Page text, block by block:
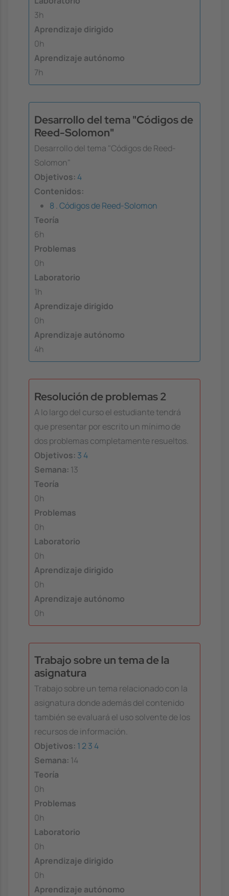
3h
Aprendizaje dirigido
0h
Aprendizaje autónomo
7h
Desarrollo del tema "Códigos de
Reed-Solomon"
Desarrollo del tema "Códigos de Reed-
Solomon"
Objetivos: 4
Contenidos:
8 . Códigos de Reed-Solomon
Teoría
6h
Problemas
0h
Laboratorio
1h
Aprendizaje dirigido
0h
Aprendizaje autónomo
4h
Resolución de problemas 2
A lo largo del curso el estudiante tendrá
que presentar por escrito un mínimo de
dos problemas completamente resueltos.
Objetivos: 3 4
Semana: 13
Teoría
0h
Problemas
0h
Laboratorio
0h
Aprendizaje dirigido
0h
Aprendizaje autónomo
0h
Trabajo sobre un tema de la
asignatura
Trabajo sobre un tema relacionado con la
asignatura donde además del contenido
también se evaluará el uso solvente de los
recursos de información.
Objetivos: 1 23 4
Semana: 14
Teoría
0h
Problemas
0h
Laboratorio
0h
Aprendizaje dirigido
0h
Aprendizaje autónomo